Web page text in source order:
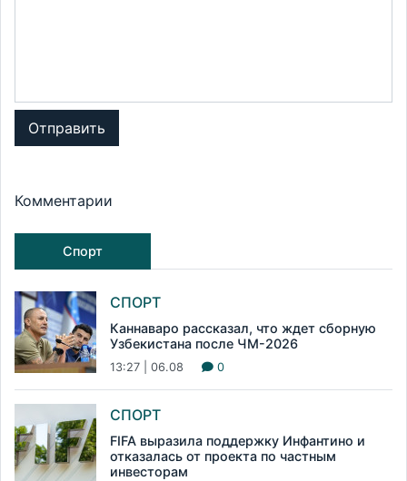
Отправить
Комментарии
Спорт
СПОРТ
Каннаваро рассказал, что ждет сборную
Узбекистана после ЧМ-2026
13:27 | 06.08 0
СПОРТ
FIFA выразила поддержку Инфантино и
отказалась от проекта по частным
инвесторам